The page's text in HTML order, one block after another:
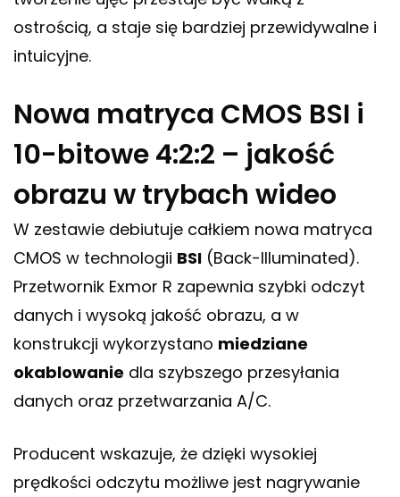
ostrością, a staje się bardziej przewidywalne i
intuicyjne.
Nowa matryca CMOS BSI i
10-bitowe 4:2:2 – jakość
obrazu w trybach wideo
W zestawie debiutuje całkiem nowa matryca
CMOS w technologii BSI (Back-Illuminated).
Przetwornik Exmor R zapewnia szybki odczyt
danych i wysoką jakość obrazu, a w
konstrukcji wykorzystano miedziane
okablowanie dla szybszego przesyłania
danych oraz przetwarzania A/C.
Producent wskazuje, że dzięki wysokiej
prędkości odczytu możliwe jest nagrywanie